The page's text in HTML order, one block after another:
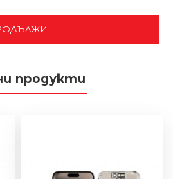
продукти